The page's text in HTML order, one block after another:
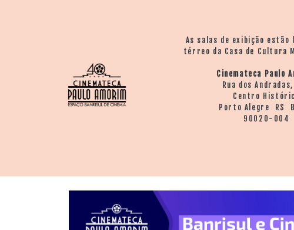
As salas de exibição estão
térreo da Casa de Cultura
Cinemateca Paulo
Rua dos
Centro
Porto Alegre RS
90020-004